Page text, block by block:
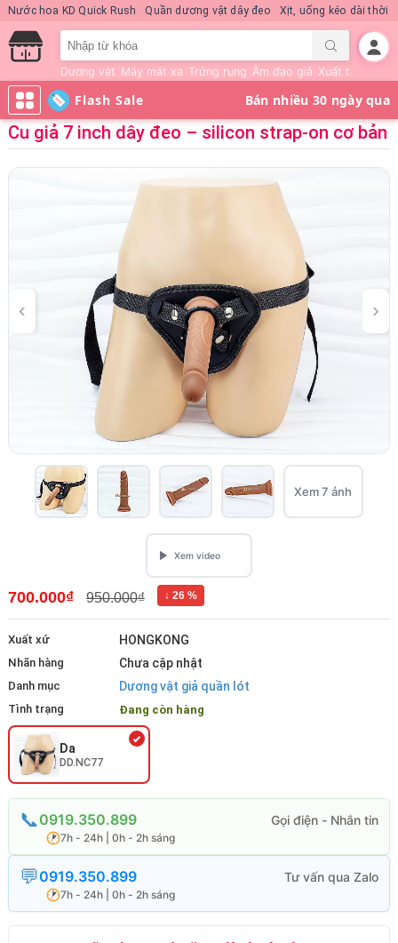
Nước hoa KD Quick Rush Quần dương vật dây đeo Xịt, uống kéo dài thời
Dương vật Máy mát xa Trứng rung Âm đạo giả Xuất tinh sớm
Flash Sale
Cu giả 7 inch dây đeo – silicon strap-on cơ bản
Xem 7 ảnh
700.000₫ 950.000₫ ↓ 26 %
Xuất xứ HONGKONG
Nhãn hàng Chưa cập nhật
Danh mục Dương vật giả quần lót
Tình trạng Đang còn hàng
Da
DD.NC77
0919.350.899
7h - 24h | 0h - 2h sáng
0919.350.899
7h - 24h | 0h - 2h sáng